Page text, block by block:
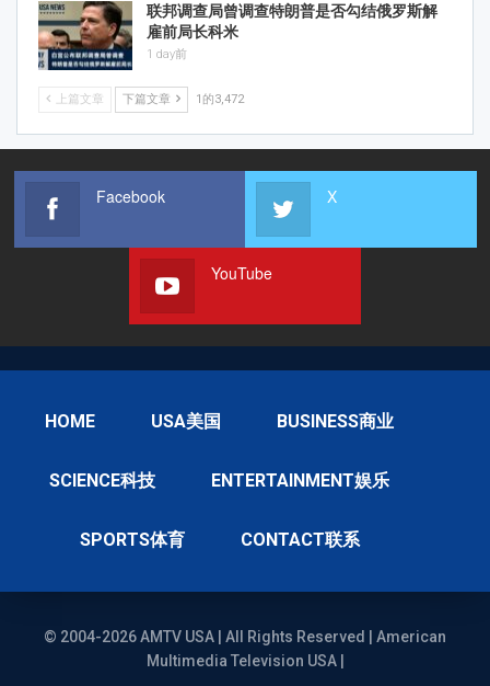
联邦调查局曾调查特朗普是否勾结俄罗斯解
雇前局长科米
1 day前
上篇文章 下篇文章 1的3,472
Facebook X
YouTube
HOME USA美国 BUSINESS商业
SCIENCE科技 ENTERTAINMENT娱乐
SPORTS体育 CONTACT联系
© 2004-2026 AMTV USA | All Rights Reserved | American
Multimedia Television USA |